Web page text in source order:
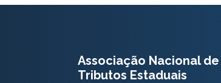
Associação Nacional
Tributos Estaduais